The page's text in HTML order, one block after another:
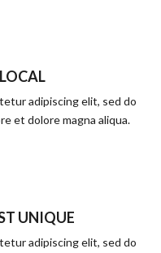
adipiscing elit, sed do
et dolore magna aliqua.
UNIQUE
adipiscing elit, sed do